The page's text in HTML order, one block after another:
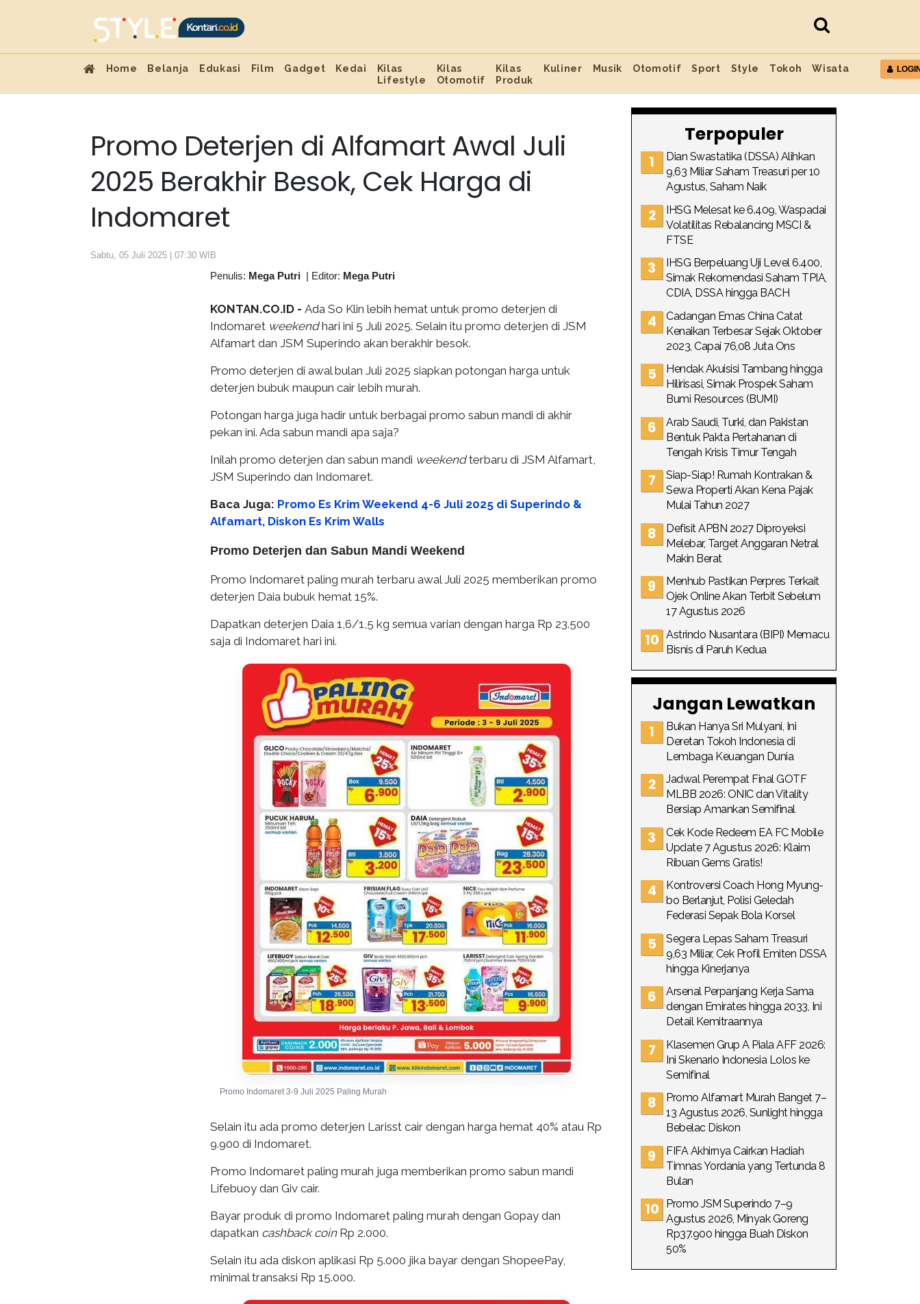
Home Belanja Edukasi Film Gadget Kedai
Kilas
Lifestyle
Kilas
Otomotif
Kilas
Produk
Kuliner Musik Otomotif Sport Style Tokoh Wisata
Promo Deterjen di Alfamart Awal Juli
2025 Berakhir Besok, Cek Harga di
Indomaret
Sabtu, 05 Juli 2025 | 07:30 WIB
Penulis: Mega Putri | Editor: Mega Putri
KONTAN.CO.ID - Ada So Klin lebih hemat untuk promo deterjen di
Indomaret weekendhari ini 5 Juli 2025. Selain itu promo deterjen di JSM
Alfamart dan JSM Superindo akan berakhir besok.
Promo deterjen di awal bulan Juli 2025 siapkan potongan harga untuk
deterjen bubuk maupun cair lebih murah.
Potongan harga juga hadir untuk berbagai promo sabun mandi di akhir
pekan ini. Ada sabun mandi apa saja?
Inilah promo deterjen dan sabun mandi weekendterbaru di JSM Alfamart,
JSM Superindo dan Indomaret.
Baca Juga: Promo Es Krim Weekend 4-6 Juli 2025 di Superindo &
Alfamart, Diskon Es Krim Walls
Promo Deterjen dan Sabun Mandi Weekend
Promo Indomaret paling murah terbaru awal Juli 2025 memberikan promo
deterjen Daia bubuk hemat 15%.
Dapatkan deterjen Daia 1,6/1,5 kg semua varian dengan harga Rp 23.500
saja di Indomaret hari ini.
Promo Indomaret 3-9 Juli 2025 Paling Murah
Selain itu ada promo deterjen Larisst cair dengan harga hemat 40% atau Rp
9.900 di Indomaret.
Promo Indomaret paling murah juga memberikan promo sabun mandi
Lifebuoy dan Giv cair.
Bayar produk di promo Indomaret paling murah dengan Gopay dan
dapatkan cashback coinRp 2.000.
Selain itu ada diskon aplikasi Rp 5.000 jika bayar dengan ShopeePay,
minimal transaksi Rp 15.000.
Terpopuler
Dian Swastatika (DSSA) Alihkan
9,63 Miliar Saham Treasuri per 10
Agustus, Saham Naik
IHSG Melesat ke 6.409, Waspadai
Volatilitas Rebalancing MSCI &
FTSE
IHSG Berpeluang Uji Level 6.400,
Simak Rekomendasi Saham TPIA,
CDIA, DSSA hingga BACH
Cadangan Emas China Catat
Kenaikan Terbesar Sejak Oktober
2023, Capai 76,08 Juta Ons
Hendak Akuisisi Tambang hingga
Hilirisasi, Simak Prospek Saham
Bumi Resources (BUMI)
Arab Saudi, Turki, dan Pakistan
Bentuk Pakta Pertahanan di
Tengah Krisis Timur Tengah
Siap-Siap! Rumah Kontrakan &
Sewa Properti Akan Kena Pajak
Mulai Tahun 2027
Defisit APBN 2027 Diproyeksi
Melebar, Target Anggaran Netral
Makin Berat
Menhub Pastikan Perpres Terkait
Ojek Online Akan Terbit Sebelum
17 Agustus 2026
Astrindo Nusantara (BIPI) Memacu
Bisnis di Paruh Kedua
Jangan Lewatkan
Bukan Hanya Sri Mulyani, Ini
Deretan Tokoh Indonesia di
Lembaga Keuangan Dunia
Jadwal Perempat Final GOTF
MLBB 2026: ONIC dan Vitality
Bersiap Amankan Semifinal
Cek Kode Redeem EA FC Mobile
Update 7 Agustus 2026: Klaim
Ribuan Gems Gratis!
Kontroversi Coach Hong Myung-
bo Berlanjut, Polisi Geledah
Federasi Sepak Bola Korsel
Segera Lepas Saham Treasuri
9,63 Miliar, Cek Profil Emiten DSSA
hingga Kinerjanya
Arsenal Perpanjang Kerja Sama
dengan Emirates hingga 2033, Ini
Detail Kemitraannya
Klasemen Grup A Piala AFF 2026:
Ini Skenario Indonesia Lolos ke
Semifinal
Promo Alfamart Murah Banget 7–
13 Agustus 2026, Sunlight hingga
Bebelac Diskon
FIFA Akhirnya Cairkan Hadiah
Timnas Yordania yang Tertunda 8
Bulan
Promo JSM Superindo 7–9
Agustus 2026, Minyak Goreng
Rp37.900 hingga Buah Diskon
50%